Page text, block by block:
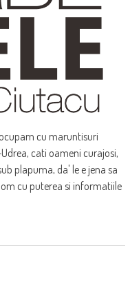
cu maruntisuri
cati oameni curajosi,
plapuma, da' le e jena sa
cu puterea si informatiile